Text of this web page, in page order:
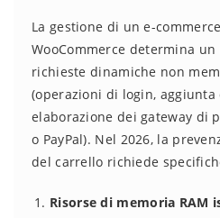
La gestione di un e-
WooCommerce determina
richieste dinamiche non
(operazioni di login,
elaborazione dei gateway di
o PayPal). Nel 2026, la
del carrello richiede
Risorse di memoria RAM